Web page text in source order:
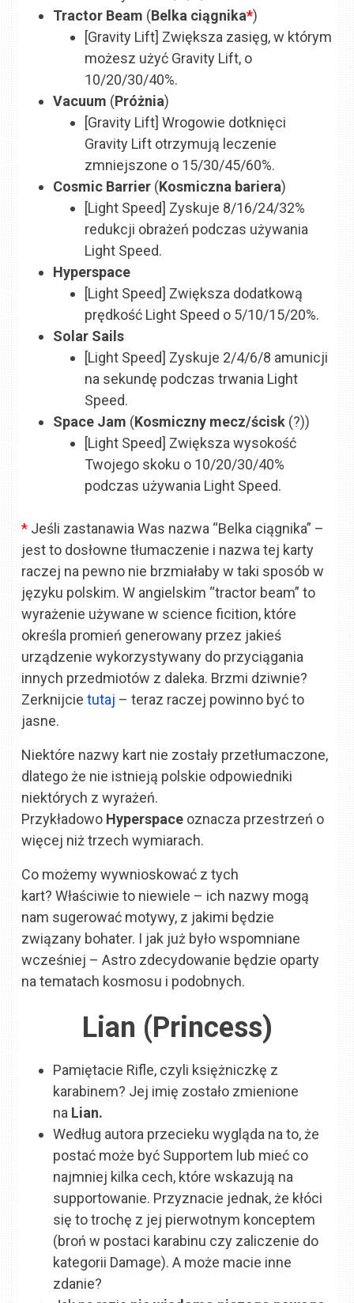
Tractor Beam (Belka ciągnika*)
[Gravity Lift] Zwiększa zasięg, w którym
możesz użyć Gravity Lift, o
10/20/30/40%.
Vacuum (Próżnia)
[Gravity Lift] Wrogowie dotknięci
Gravity Lift otrzymują leczenie
zmniejszone o 15/30/45/60%.
Cosmic Barrier (Kosmiczna bariera)
[Light Speed] Zyskuje 8/16/24/32%
redukcji obrażeń podczas używania
Light Speed.
Hyperspace
[Light Speed] Zwiększa dodatkową
prędkość Light Speed o 5/10/15/20%.
Solar Sails
[Light Speed] Zyskuje 2/4/6/8 amunicji
na sekundę podczas trwania Light
Speed.
Space Jam (Kosmiczny mecz/ścisk (?))
[Light Speed] Zwiększa wysokość
Twojego skoku o 10/20/30/40%
podczas używania Light Speed.
* Jeśli zastanawia Was nazwa “Belka ciągnika” –
jest to dosłowne tłumaczenie i nazwa tej karty
raczej na pewno nie brzmiałaby w taki sposób w
języku polskim. W angielskim “tractor beam” to
wyrażenie używane w science ficition, które
określa promień generowany przez jakieś
urządzenie wykorzystywany do przyciągania
innych przedmiotów z daleka. Brzmi dziwnie?
Zerknijcietutaj – teraz raczej powinno być to
jasne.
Niektóre nazwy kart nie zostały przetłumaczone,
dlatego że nie istnieją polskie odpowiedniki
niektórych z wyrażeń.
Przykładowo Hyperspace oznacza przestrzeń o
więcej niż trzech wymiarach.
Co możemy wywnioskować z tych
kart? Właściwie to niewiele – ich nazwy mogą
nam sugerować motywy, z jakimi będzie
związany bohater. I jak już było wspomniane
wcześniej – Astro zdecydowanie będzie oparty
na tematach kosmosu i podobnych.
Lian (Princess)
Pamiętacie Rifle, czyli księżniczkę z
karabinem? Jej imię zostało zmienione
na Lian.
Według autora przecieku wygląda na to, że
postać może być Supportem lub mieć co
najmniej kilka cech, które wskazują na
supportowanie. Przyznacie jednak, że kłóci
się to trochę z jej pierwotnym konceptem
(broń w postaci karabinu czy zaliczenie do
kategorii Damage). A może macie inne
zdanie?